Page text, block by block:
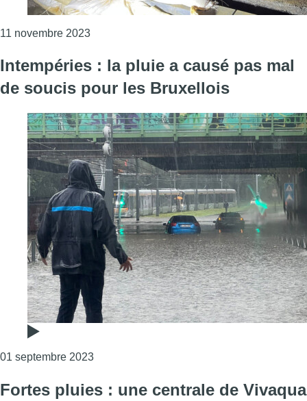
11 novembre 2023Consulter l'article "Saint-Josse-ten-Noode :
Intempéries : la pluie a causé pas mal
de soucis pour les Bruxellois
01 septembre 2023Consulter l'article "Intempéries : la pluie a
Fortes pluies : une centrale de Vivaqua